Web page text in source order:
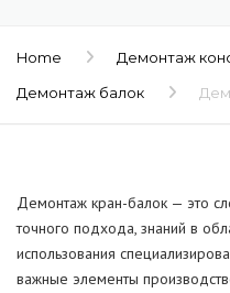
Home
Демонтаж
Демонтаж балок
Демонтаж кран-балок — это
точного подхода, знаний в
использования
важные элементы